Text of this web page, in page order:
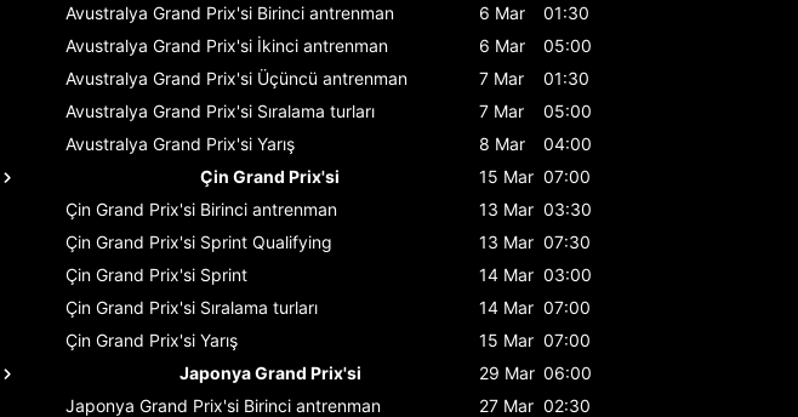
Avustralya Grand Prix'si Birinci antrenman 6 Mar
01:30
Avustralya Grand Prix'si İkinci antrenman 6 Mar
05:00
Avustralya Grand Prix'si Üçüncü antrenman 7 Mar
01:30
Avustralya Grand Prix'si Sıralama turları 7 Mar
05:00
Avustralya Grand Prix'si Yarış 8 Mar
04:00
Çin Grand Prix'si
15 Mar 07:00
Çin Grand Prix'si Birinci antrenman 13 Mar 03:30
Çin Grand Prix'si Sprint Qualifying 13 Mar 07:30
Çin Grand Prix'si Sprint 14 Mar 03:00
Çin Grand Prix'si Sıralama turları 14 Mar 07:00
Çin Grand Prix'si Yarış 15 Mar 07:00
Japonya Grand Prix'si
29 Mar 06:00
Japonya Grand Prix'si Birinci antrenman 27 Mar 02:30